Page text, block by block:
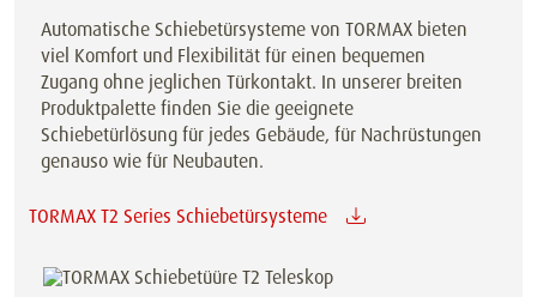
Automatische Schiebetürsysteme von TORMAX bieten
viel Komfort und Flexibilität für einen bequemen
Zugang ohne jeglichen Türkontakt. In unserer breiten
Produktpalette finden Sie die geeignete
Schiebetürlösung für jedes Gebäude, für Nachrüstungen
genauso wie für Neubauten.
TORMAX T2 Series Schiebetürsysteme